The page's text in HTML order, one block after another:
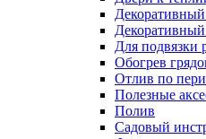
Для подвязки
Обогрев
Отлив по
Полезные
Полив
Садовый